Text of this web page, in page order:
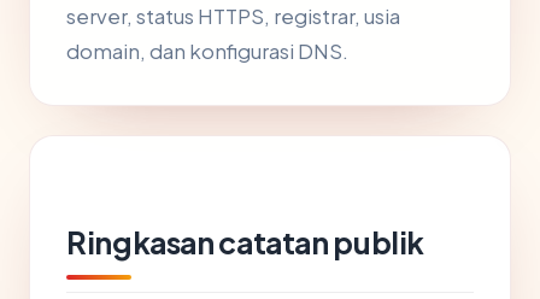
server, status HTTPS, registrar, usia
domain, dan konfigurasi DNS.
Ringkasan catatan publik